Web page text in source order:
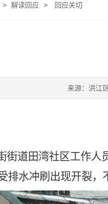
> 解读回应 > 回应关切
来源：洪江
街道田湾社区工作
排水冲刷出现开裂